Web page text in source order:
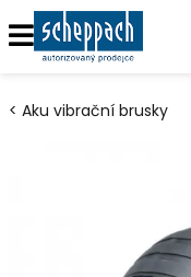
Aku vibrační brusky